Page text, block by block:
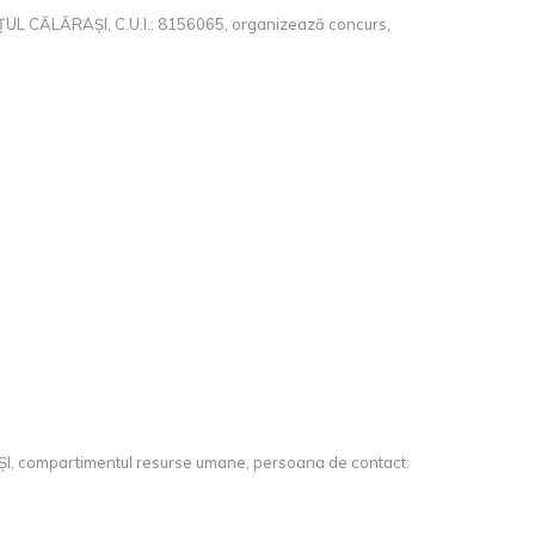
CĂLĂRAȘI, C.U.I.: 8156065, organizează concurs,
compartimentul resurse umane, persoana de contact: